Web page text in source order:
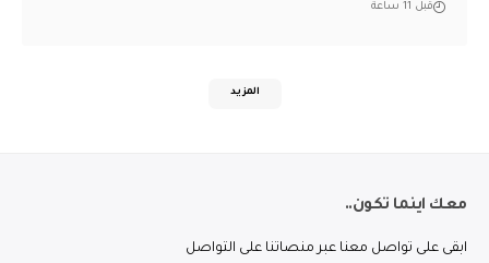
قبل 11 ساعة
المزيد
معك اينما تكون..
ابقى على تواصل معنا عبر منصاتنا على التواصل